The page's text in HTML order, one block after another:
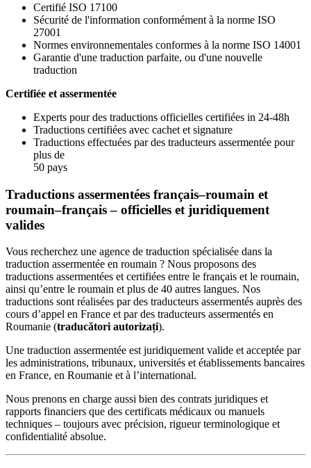
Certifié ISO 17100
Sécurité de l'information conformément à la norme ISO
27001
Normes environnementales conformes à la norme ISO 14001
Garantie d'une traduction parfaite, ou d'une nouvelle
traduction
Certifiée et assermentée
Experts pour des traductions officielles certifiées in 24-48h
Traductions certifiées avec cachet et signature
Traductions effectuées par des traducteurs assermentée pour
plus de
50 pays
Traductions assermentées français–roumain et
roumain–français – officielles et juridiquement
valides
Vous recherchez une agence de traduction spécialisée dans la
traduction assermentée en roumain ? Nous proposons des
traductions assermentées et certifiées entre le français et le roumain,
ainsi qu’entre le roumain et plus de 40 autres langues. Nos
traductions sont réalisées par des traducteurs assermentés auprès des
cours d’appel en France et par des traducteurs assermentés en
Roumanie (traducători autorizați).
Une traduction assermentée est juridiquement valide et acceptée par
les administrations, tribunaux, universités et établissements bancaires
en France, en Roumanie et à l’international.
Nous prenons en charge aussi bien des contrats juridiques et
rapports financiers que des certificats médicaux ou manuels
techniques – toujours avec précision, rigueur terminologique et
confidentialité absolue.